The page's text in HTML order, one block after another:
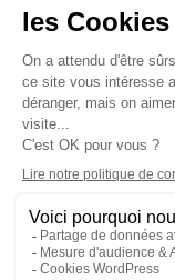
Contactez-nous
confidentialité-